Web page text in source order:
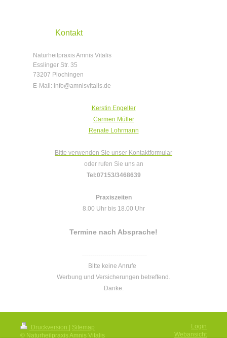
Kontakt
Naturheilpraxis Amnis Vitalis
Esslinger Str. 35
73207 Plochingen
E-Mail: info@amnisvitalis.de
Kerstin Engelter
Carmen Müller
Renate Lohrmann
Bitte verwenden Sie unser Kontaktformular
oder rufen Sie uns an
Tel:07153/3468639
Praxiszeiten
8.00 Uhr bis 18.00 Uhr
Termine nach Absprache!
--------------------------------
Bitte keine Anrufe
Werbung und Versicherungen betreffend.
Danke.
Druckversion
Sitemap
© Naturheilpraxis Amnis Vitalis
Login
Webansicht